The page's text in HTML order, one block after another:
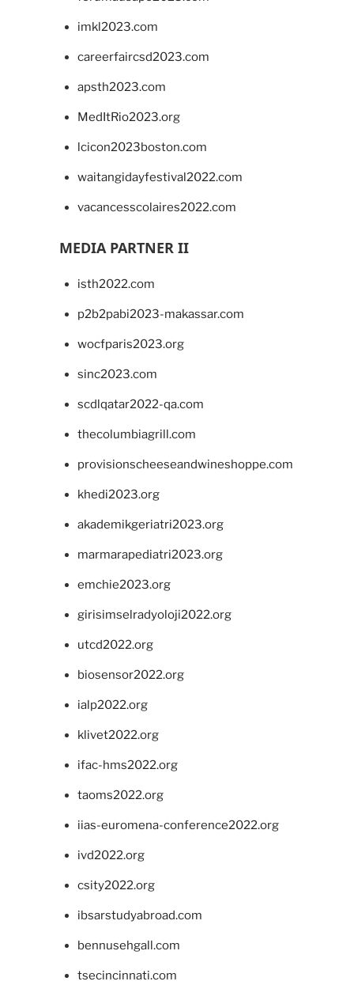
imkl2023.com
careerfaircsd2023.com
apsth2023.com
MedItRio2023.org
lcicon2023boston.com
waitangidayfestival2022.com
vacancesscolaires2022.com
MEDIA PARTNER II
isth2022.com
p2b2pabi2023-makassar.com
wocfparis2023.org
sinc2023.com
scdlqatar2022-qa.com
thecolumbiagrill.com
provisionscheeseandwineshoppe.com
khedi2023.org
akademikgeriatri2023.org
marmarapediatri2023.org
emchie2023.org
girisimselradyoloji2022.org
utcd2022.org
biosensor2022.org
ialp2022.org
klivet2022.org
ifac-hms2022.org
taoms2022.org
iias-euromena-conference2022.org
ivd2022.org
csity2022.org
ibsarstudyabroad.com
bennusehgall.com
tsecincinnati.com